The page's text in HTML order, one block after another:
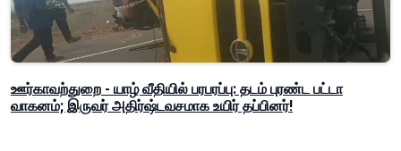
ஊர்காவற்துறை - யாழ் வீதியில் பரபரப்பு: தடம் புரண்ட பட்டா
வாகனம்; இருவர் அதிர்ஷ்டவசமாக உயிர் தப்பினர்!